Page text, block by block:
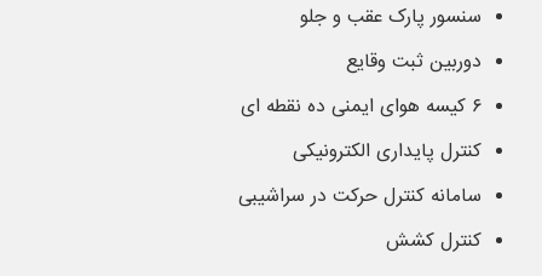
سنسور پارک عقب و جلو
دوربین ثبت وقایع
۶ کیسه هوای ایمنی ده نقطه ای
کنترل پایداری الکترونیکی
سامانه کنترل حرکت در سراشیبی
کنترل کشش